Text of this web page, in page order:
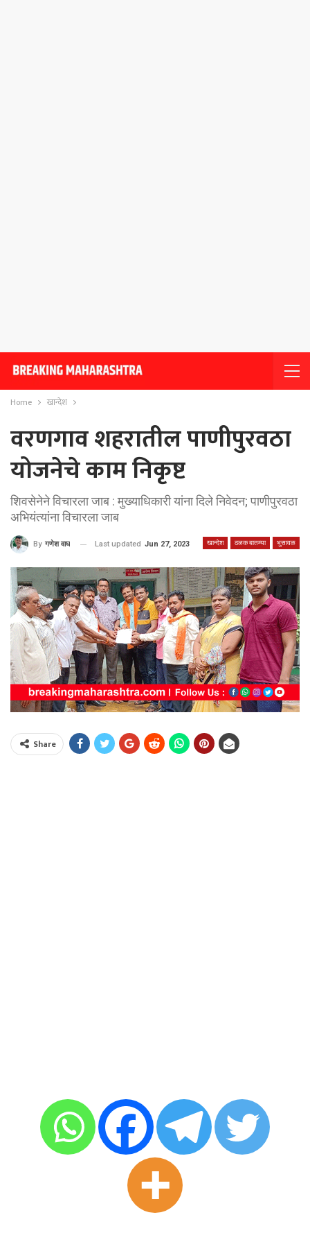
Home खान्देश
वरणगाव शहरातील पाणीपुरवठा
योजनेचे काम निकृष्ट
शिवसेनेने विचारला जाब : मुख्याधिकारी यांना दिले निवेदन; पाणीपुरवठा
अभियंत्यांना विचारला जाब
खान्देश ठळक बातम्या भुसावळ
By गणेश वाघ Last updated Jun 27, 2023
Share